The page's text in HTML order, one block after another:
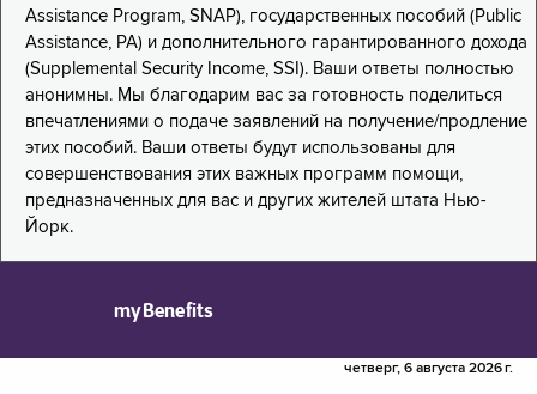
Assistance Program, SNAP), государственных пособий (Public
Assistance, PA) и дополнительного гарантированного дохода
(Supplemental Security Income, SSI). Ваши ответы полностью
анонимны. Мы благодарим вас за готовность поделиться
впечатлениями о подаче заявлений на получение/продление
этих пособий. Ваши ответы будут использованы для
совершенствования этих важных программ помощи,
предназначенных для вас и других жителей штата Нью-
Йорк.
myBenefits
четверг, 6 августа 2026 г.